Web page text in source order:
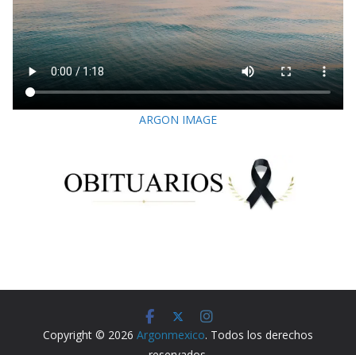
ARGON IMAGE
Copyright © 2026 Argonmexico. Todos los derechos